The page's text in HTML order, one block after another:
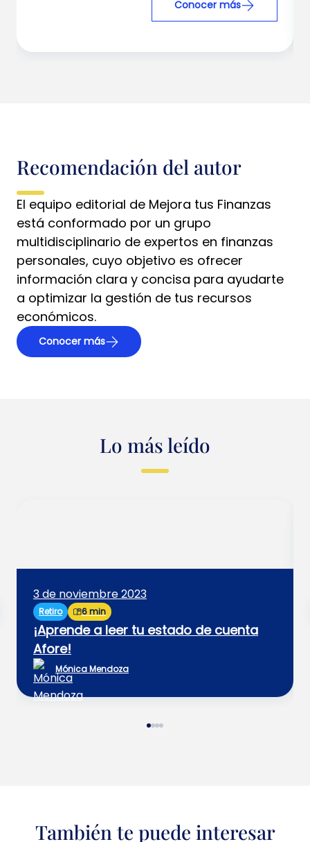
Conocer más
Recomendación del autor
El equipo editorial de Mejora tus Finanzas
está conformado por un grupo
multidisciplinario de expertos en finanzas
personales, cuyo objetivo es ofrecer
información clara y concisa para ayudarte
a optimizar la gestión de tus recursos
económicos.
Conocer más
Lo más leído
3 de noviembre 2023
Retiro 6 min
¡Aprende a leer tu estado de cuenta
Afore!
Mónica Mendoza
También te puede interesar